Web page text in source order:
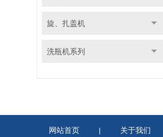
旋、扎盖机
洗瓶机系列
网站首页 | 关于我们